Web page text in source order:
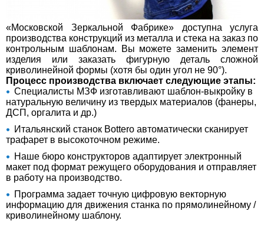
«Московской Зеркальной Фабрике» доступна услуга
производства конструкций из металла и стека на заказ по
контрольным шаблонам. Вы можете заменить элемент
изделия или заказать фигурную деталь сложной
криволинейной формы (хотя бы один угол не 90°).
Процесс производства включает следующие этапы:
Специалисты МЗФ изготавливают шаблон-выкройку в
натуральную величину из твердых материалов (фанеры,
ДСП, оргалита и др.)
Итальянский станок Bottero автоматически сканирует
трафарет в высокоточном режиме.
Наше бюро конструкторов адаптирует электронный
макет под формат режущего оборудования и отправляет
в работу на производство.
Программа задает точную цифровую векторную
информацию для движения станка по прямолинейному /
криволинейному шаблону.